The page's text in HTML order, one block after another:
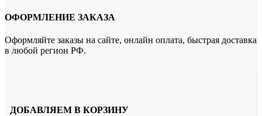
ОФОРМЛЕНИЕ ЗАКАЗА
Оформляйте заказы на сайте, онлайн оплата, быстрая доставка
в любой регион РФ.
ДОБАВЛЯЕМ В КОРЗИНУ